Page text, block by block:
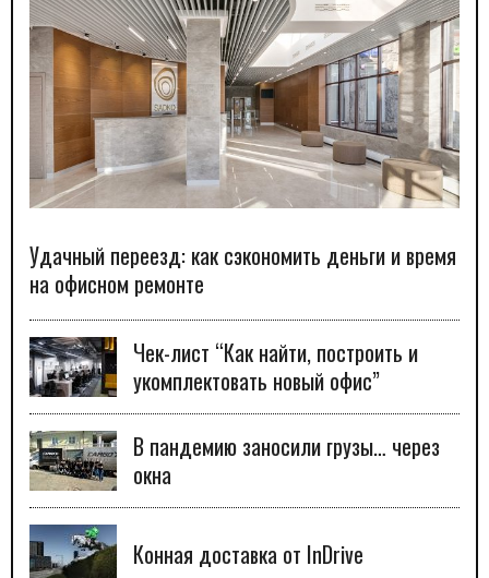
Удачный переезд: как сэкономить деньги и время
на офисном ремонте
Чек-лист “Как найти, построить и
укомплектовать новый офис”
В пандемию заносили грузы… через
окна
Конная доставка от InDrive